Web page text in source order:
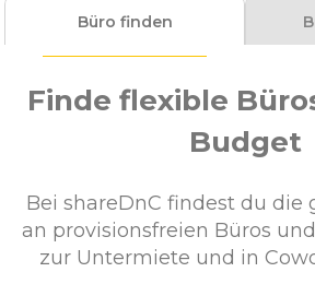
Büro finden
Finde flexible
Budget
Bei shareDnC findest du die
an provisionsfreien Büros
zur Untermiete und in